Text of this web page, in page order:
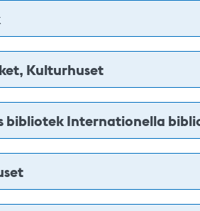
Kulturhuset
bibliotek Internationella